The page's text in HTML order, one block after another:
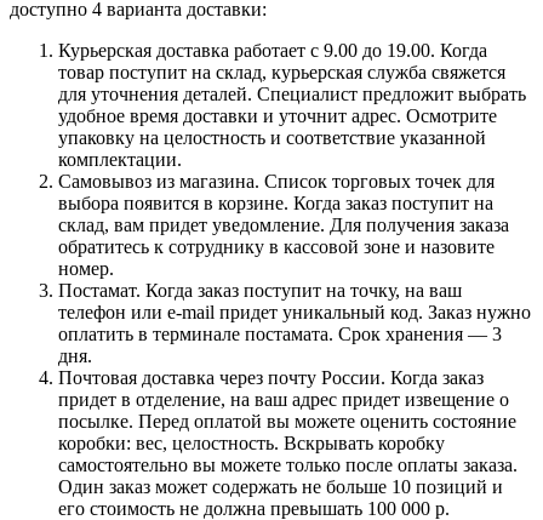
доступно 4 варианта доставки:
Курьерская доставка работает с 9.00 до 19.00. Когда
товар поступит на склад, курьерская служба свяжется
для уточнения деталей. Специалист предложит выбрать
удобное время доставки и уточнит адрес. Осмотрите
упаковку на целостность и соответствие указанной
комплектации.
Самовывоз из магазина. Список торговых точек для
выбора появится в корзине. Когда заказ поступит на
склад, вам придет уведомление. Для получения заказа
обратитесь к сотруднику в кассовой зоне и назовите
номер.
Постамат. Когда заказ поступит на точку, на ваш
телефон или e-mail придет уникальный код. Заказ нужно
оплатить в терминале постамата. Срок хранения — 3
дня.
Почтовая доставка через почту России. Когда заказ
придет в отделение, на ваш адрес придет извещение о
посылке. Перед оплатой вы можете оценить состояние
коробки: вес, целостность. Вскрывать коробку
самостоятельно вы можете только после оплаты заказа.
Один заказ может содержать не больше 10 позиций и
его стоимость не должна превышать 100 000 р.